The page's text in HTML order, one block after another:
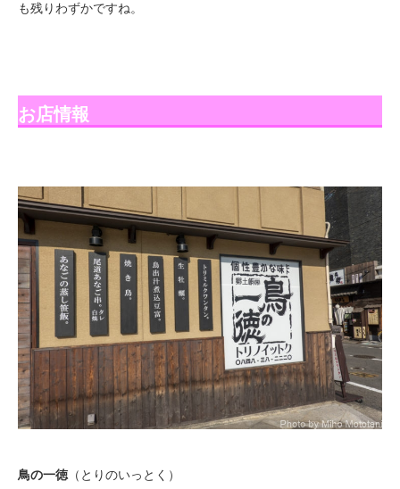
も残りわずかですね。
お店情報
鳥の一徳 （とりのいっとく）